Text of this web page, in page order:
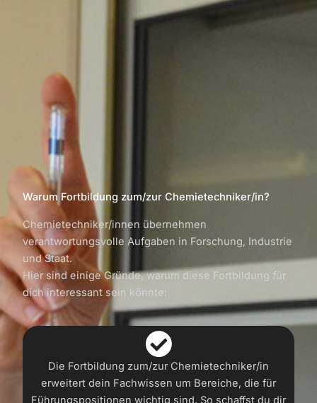
Warum Fortbildung zum/zur Chemietechniker/in?
Chemietechniker/innen übernehmen
verantwortungsvolle Aufgaben in Forschung, Industrie
und Staat.
Hier sind einige Gründe, warum diese Fortbildung für
dich interessant sein könnte:
Die Fortbildung zum/zur Chemietechniker/in
erweitert dein Fachwissen um Bereiche, die für
Führungspositionen wichtig sind. So schaffst du dir